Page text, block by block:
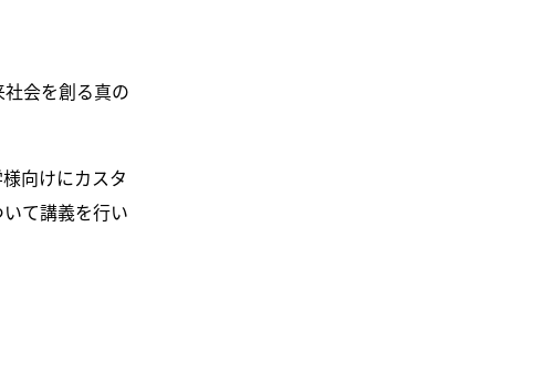
会を創る真の
向けにカスタ
て講義を行い